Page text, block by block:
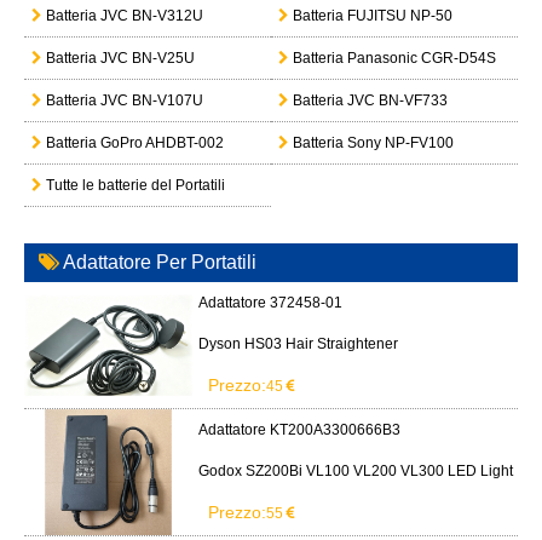
Batteria JVC BN-V312U Batteria FUJITSU NP-50
Batteria JVC BN-V25U Batteria Panasonic CGR-D54S
Batteria JVC BN-V107U Batteria JVC BN-VF733
Batteria GoPro AHDBT-002 Batteria Sony NP-FV100
Tutte le batterie del Portatili
Adattatore Per Portatili
Adattatore 372458-01
Dyson HS03 Hair Straightener
Prezzo:45
Adattatore KT200A3300666B3
Godox SZ200Bi VL100 VL200 VL300 LED Light
Prezzo:55